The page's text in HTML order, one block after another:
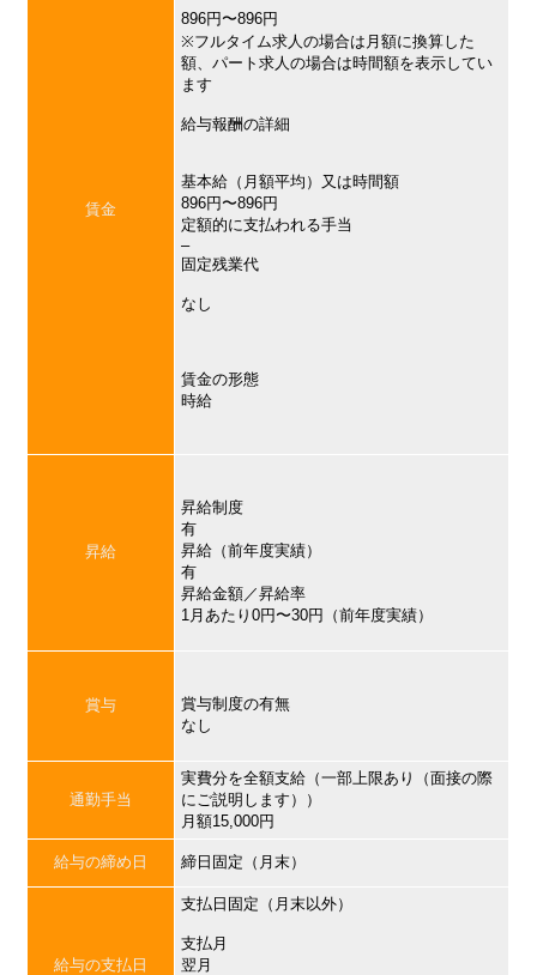
賃金
896円〜896円
※フルタイム求人の場合は月額に換算した
額、パート求人の場合は時間額を表示してい
ます
給与報酬の詳細
基本給（月額平均）又は時間額
896円〜896円
定額的に支払われる手当
–
固定残業代
なし
賃金の形態
時給
昇給
昇給制度
有
昇給（前年度実績）
有
昇給金額／昇給率
1月あたり0円〜30円（前年度実績）
賞与
賞与制度の有無
なし
通勤手当
実費分を全額支給（一部上限あり（面接の際
にご説明します））
月額15,000円
給与の締め日 締日固定（月末）
給与の支払日
支払日固定（月末以外）
支払月
翌月